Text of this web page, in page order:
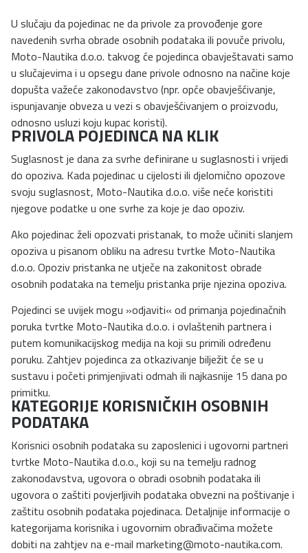
U slučaju da pojedinac ne da privole za provođenje gore
navedenih svrha obrade osobnih podataka ili povuče privolu,
Moto-Nautika d.o.o. takvog će pojedinca obavještavati samo
u slučajevima i u opsegu dane privole odnosno na načine koje
dopušta važeće zakonodavstvo (npr. opće obavješćivanje,
ispunjavanje obveza u vezi s obavješćivanjem o proizvodu,
odnosno usluzi koju kupac koristi).
PRIVOLA POJEDINCA NA KLIK
Suglasnost je dana za svrhe definirane u suglasnosti i vrijedi
do opoziva. Kada pojedinac u cijelosti ili djelomično opozove
svoju suglasnost, Moto-Nautika d.o.o. više neće koristiti
njegove podatke u one svrhe za koje je dao opoziv.
Ako pojedinac želi opozvati pristanak, to može učiniti slanjem
opoziva u pisanom obliku na adresu tvrtke Moto-Nautika
d.o.o. Opoziv pristanka ne utječe na zakonitost obrade
osobnih podataka na temelju pristanka prije njezina opoziva.
Pojedinci se uvijek mogu »odjaviti« od primanja pojedinačnih
poruka tvrtke Moto-Nautika d.o.o. i ovlaštenih partnera i
putem komunikacijskog medija na koji su primili određenu
poruku. Zahtjev pojedinca za otkazivanje bilježit će se u
sustavu i početi primjenjivati odmah ili najkasnije 15 dana po
primitku.
KATEGORIJE KORISNIČKIH OSOBNIH
PODATAKA
Korisnici osobnih podataka su zaposlenici i ugovorni partneri
tvrtke Moto-Nautika d.o.o., koji su na temelju radnog
zakonodavstva, ugovora o obradi osobnih podataka ili
ugovora o zaštiti povjerljivih podataka obvezni na poštivanje i
zaštitu osobnih podataka pojedinaca. Detaljnije informacije o
kategorijama korisnika i ugovornim obrađivačima možete
dobiti na zahtjev na e-mail marketing@moto-nautika.com.